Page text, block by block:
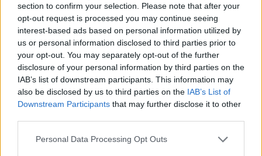
section to confirm your selection. Please note that after your
opt-out request is processed you may continue seeing
interest-based ads based on personal information utilized by
us or personal information disclosed to third parties prior to
your opt-out. You may separately opt-out of the further
disclosure of your personal information by third parties on the
IAB’s list of downstream participants. This information may
also be disclosed by us to third parties on the IAB’s List of
Downstream Participants that may further disclose it to other
Personal Data Processing Opt Outs
csapatok kényszerülnek osztályozóra.
A Sepsi OSK az Unirea Slobozia ellen lép
pályára, a találkozót Clinceni-ben rendezik.
Amennyiben a sepsiszentgyörgyiek megszerzik a
győzelmet, bebiztosítják a bennmaradásukat,
osztályozó nélkül, függetlenül attól, hogy milyen
Jászvásári Poli–Petrolul Ploiești, valamint az FC